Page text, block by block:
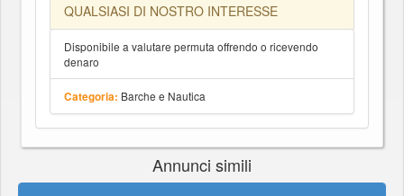
QUALSIASI DI NOSTRO INTERESSE
Disponibile a valutare permuta offrendo o ricevendo
denaro
Categoria: Barche e Nautica
Annunci simili